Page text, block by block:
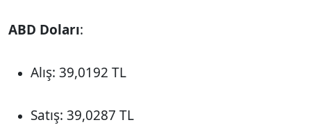
ABD Doları:
Alış: 39,0192 TL
Satış: 39,0287 TL